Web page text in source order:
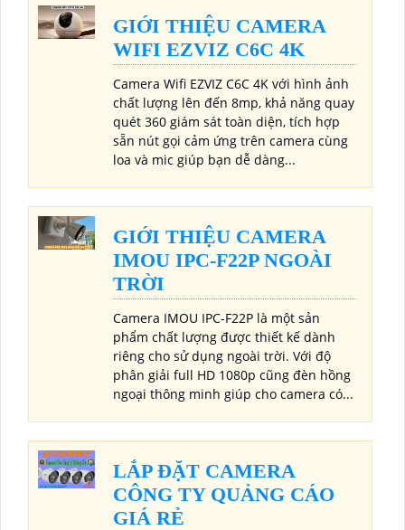
GIỚI THIỆU CAMERA
WIFI EZVIZ C6C 4K
Camera Wifi EZVIZ C6C 4K với hình ảnh
chất lượng lên đến 8mp, khả năng quay
quét 360 giám sát toàn diện, tích hợp
sẵn nút gọi cảm ứng trên camera cùng
loa và mic giúp bạn dễ dàng...
GIỚI THIỆU CAMERA
IMOU IPC-F22P NGOÀI
TRỜI
Camera IMOU IPC-F22P là một sản
phẩm chất lượng được thiết kế dành
riêng cho sử dụng ngoài trời. Với độ
phân giải full HD 1080p cũng đèn hồng
ngoại thông minh giúp cho camera có...
LẮP ĐẶT CAMERA
CÔNG TY QUẢNG CÁO
GIÁ RẺ